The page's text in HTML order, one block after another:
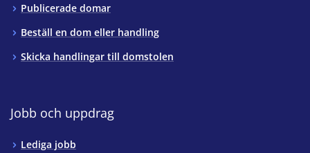
Publicerade domar
Beställ en dom eller handling
Skicka handlingar till domstolen
Jobb och uppdrag
Lediga jobb